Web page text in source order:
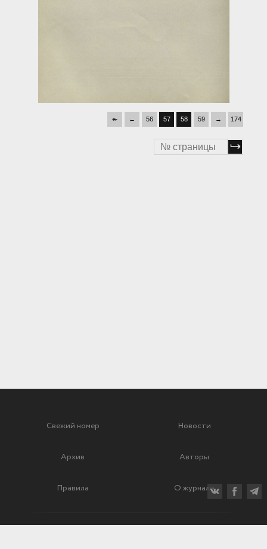
↞ ← 56 57 58 59 → 174
Свежий номер Новости
Архив Авторы
Правила О журнале